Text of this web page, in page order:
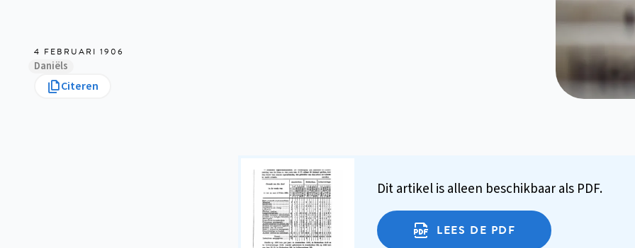
4 FEBRUARI 1906
Daniëls
Citeren
Dit artikel is alleen beschikbaar als PDF.
LEES DE PDF